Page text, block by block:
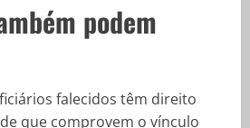
podem
falecidos têm direito
que comprovem o vínculo